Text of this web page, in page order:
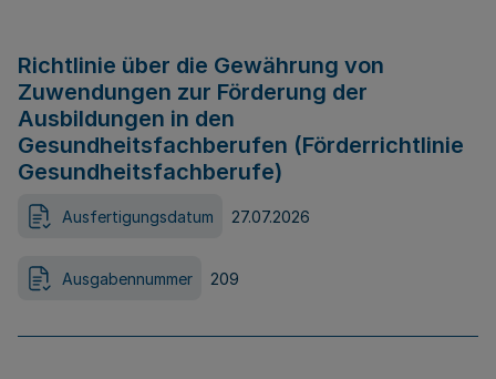
Richtlinie über die Gewährung von
Zuwendungen zur Förderung der
Ausbildungen in den
Gesundheitsfachberufen (Förderrichtlinie
Gesundheitsfachberufe)
Ausfertigungsdatum 27.07.2026
Ausgabennummer 209